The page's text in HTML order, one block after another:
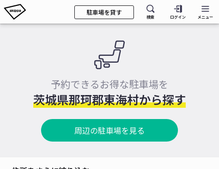
駐車場を貸す
検索 ログイン メニュー
予約できるお得な駐車場を
茨城県那珂郡東海村から探す
周辺の駐車場を見る